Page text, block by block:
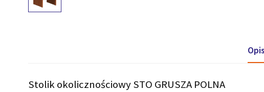
Opis
Stolik okolicznościowy STO GRUSZA POLNA